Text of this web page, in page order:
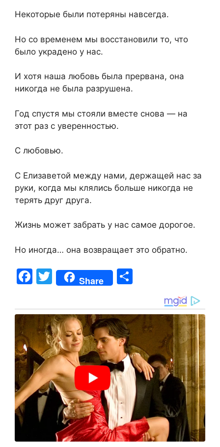
Некоторые были потеряны навсегда.
Но со временем мы восстановили то, что
было украдено у нас.
И хотя наша любовь была прервана, она
никогда не была разрушена.
Год спустя мы стояли вместе снова — на
этот раз с уверенностью.
С любовью.
С Елизаветой между нами, держащей нас за
руки, когда мы клялись больше никогда не
терять друг друга.
Жизнь может забрать у нас самое дорогое.
Но иногда… она возвращает это обратно.
F
c
e
b
o
o
k
T
w
itt
er
Share
ar
e